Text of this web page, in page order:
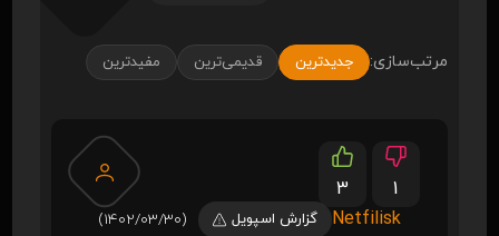
مرتب‌سازی: جدیدترین قدیمی‌ترین مفیدترین
3
1
Netfilisk
گزارش اسپویل (1402/03/30)